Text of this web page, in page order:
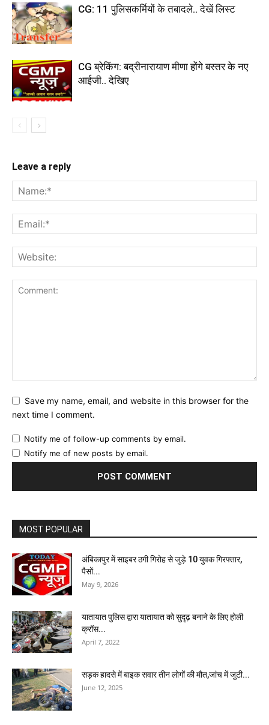
CG: 11 पुलिसकर्मियों के तबादले.. देखें लिस्ट
CG ब्रेकिंग: बद्रीनारायाण मीणा होंगे बस्तर के नए
आईजी.. देखिए
Leave a reply
Save my name, email, and website in this browser for the
next time I comment.
Notify me of follow-up comments by email.
Notify me of new posts by email.
MOST POPULAR
अंबिकापुर में साइबर ठगी गिरोह से जुड़े 10 युवक गिरफ्तार,
पैसों...
May 9, 2026
यातायात पुलिस द्वारा यातायात को सुदृढ़ बनाने के लिए होली
क्रॉस...
April 7, 2022
सड़क हादसे में बाइक सवार तीन लोगों की मौत,जांच में जुटी...
June 12, 2025